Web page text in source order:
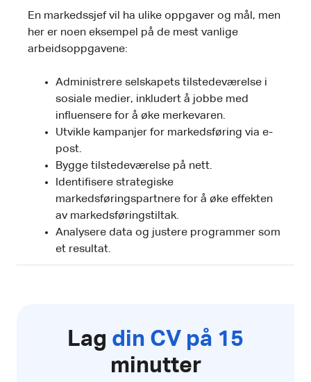
En markedssjef vil ha ulike oppgaver og mål, men
her er noen eksempel på de mest vanlige
arbeidsoppgavene:
Administrere selskapets tilstedeværelse i
sosiale medier, inkludert å jobbe med
influensere for å øke merkevaren.
Utvikle kampanjer for markedsføring via e-
post.
Bygge tilstedeværelse på nett.
Identifisere strategiske
markedsføringspartnere for å øke effekten
av markedsføringstiltak.
Analysere data og justere programmer som
et resultat.
Lag din CV på 15
minutter